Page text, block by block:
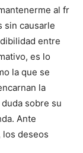
al fr
sin causarle
entre
es lo
la que se
la
sobre su
Ante
los deseos